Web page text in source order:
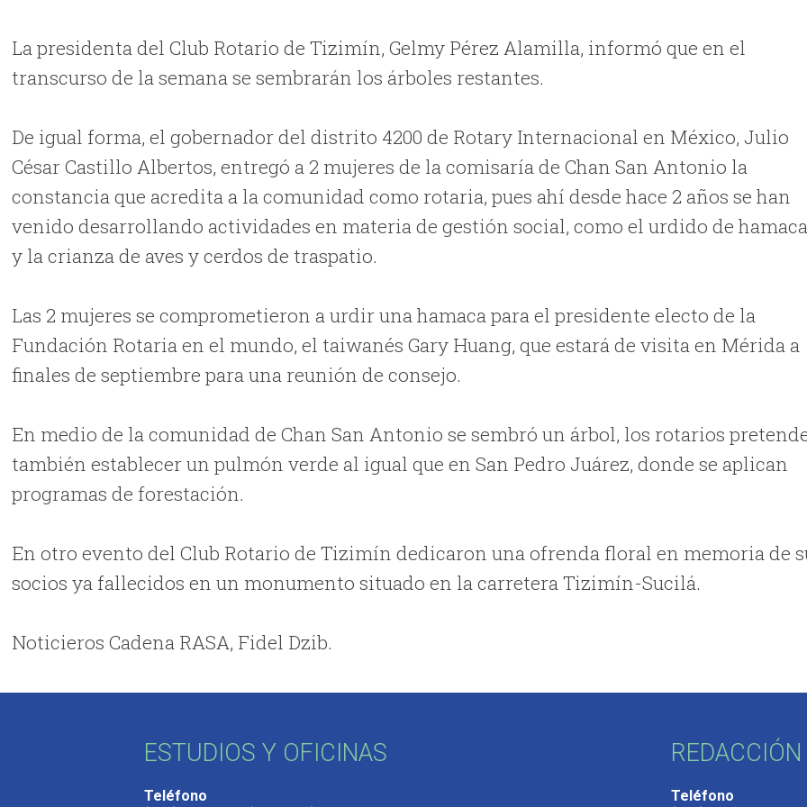
La presidenta del Club Rotario de Tizimín, Gelmy Pérez Alamilla, informó que en el
transcurso de la semana se sembrarán los árboles restantes.
De igual forma, el gobernador del distrito 4200 de Rotary Internacional en México, Julio
César Castillo Albertos, entregó a 2 mujeres de la comisaría de Chan San Antonio la
constancia que acredita a la comunidad como rotaria, pues ahí desde hace 2 años se han
venido desarrollando actividades en materia de gestión social, como el urdido de
y la crianza de aves y cerdos de traspatio.
Las 2 mujeres se comprometieron a urdir una hamaca para el presidente electo de la
Fundación Rotaria en el mundo, el taiwanés Gary Huang, que estará de visita en Mérida a
finales de septiembre para una reunión de consejo.
En medio de la comunidad de Chan San Antonio se sembró un árbol, los rotarios
también establecer un pulmón verde al igual que en San Pedro Juárez, donde se aplican
programas de forestación.
En otro evento del Club Rotario de Tizimín dedicaron una ofrenda floral en memoria de
socios ya fallecidos en un monumento situado en la carretera Tizimín-Sucilá.
Noticieros Cadena RASA, Fidel Dzib.
ESTUDIOS Y OFICINAS
Teléfono
Teléfono